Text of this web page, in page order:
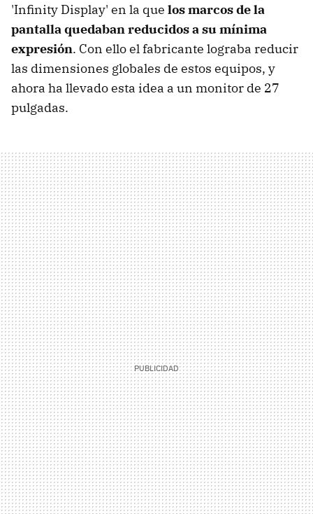
'Infinity Display' en la que los marcos de la
pantalla quedaban reducidos a su mínima
expresión. Con ello el fabricante lograba reducir
las dimensiones globales de estos equipos, y
ahora ha llevado esta idea a un monitor de 27
pulgadas.